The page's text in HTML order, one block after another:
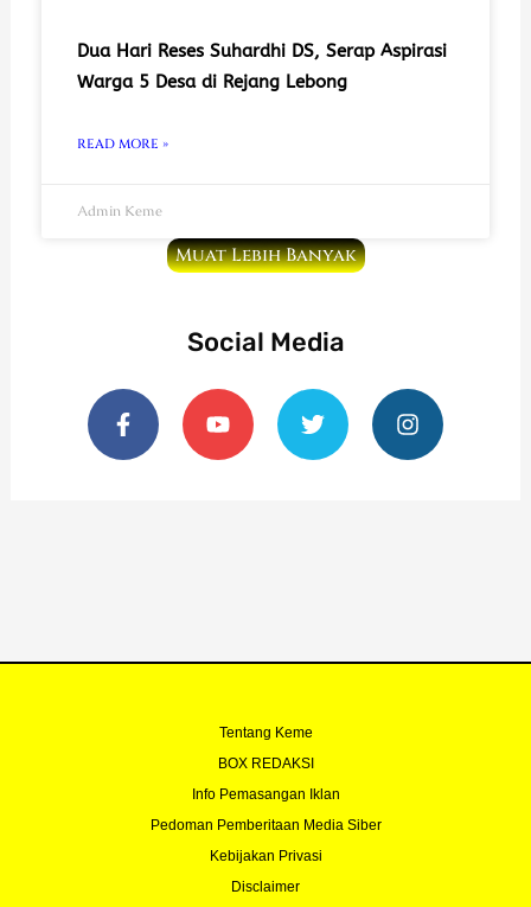
Dua Hari Reses Suhardhi DS, Serap Aspirasi
Warga 5 Desa di Rejang Lebong
READ MORE »
Admin Keme
Muat Lebih Banyak
Social Media
F
a
c
e
Y
o
u
t
T
w
i
t
I
n
s
t
Tentang Keme
BOX REDAKSI
Info Pemasangan Iklan
Pedoman Pemberitaan Media Siber
Kebijakan Privasi
Disclaimer